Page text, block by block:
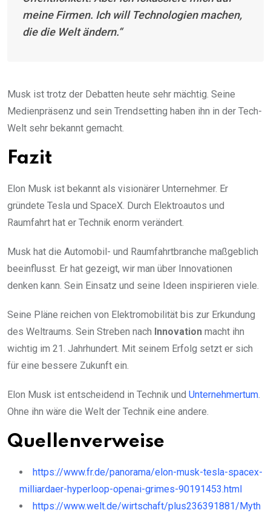
meine Firmen. Ich will Technologien machen,
die die Welt ändern.“
Musk ist trotz der Debatten heute sehr mächtig. Seine
Medienpräsenz und sein Trendsetting haben ihn in der Tech-
Welt sehr bekannt gemacht.
Fazit
Elon Musk ist bekannt als visionärer Unternehmer. Er
gründete Tesla und SpaceX. Durch Elektroautos und
Raumfahrt hat er Technik enorm verändert.
Musk hat die Automobil- und Raumfahrtbranche maßgeblich
beeinflusst. Er hat gezeigt, wir man über Innovationen
denken kann. Sein Einsatz und seine Ideen inspirieren viele.
Seine Pläne reichen von Elektromobilität bis zur Erkundung
des Weltraums. Sein Streben nach Innovation macht ihn
wichtig im 21. Jahrhundert. Mit seinem Erfolg setzt er sich
für eine bessere Zukunft ein.
Elon Musk ist entscheidend in Technik und Unternehmertum.
Ohne ihn wäre die Welt der Technik eine andere.
Quellenverweise
https://www.fr.de/panorama/elon-musk-tesla-spacex-
milliardaer-hyperloop-openai-grimes-90191453.html
https://www.welt.de/wirtschaft/plus236391881/Myth